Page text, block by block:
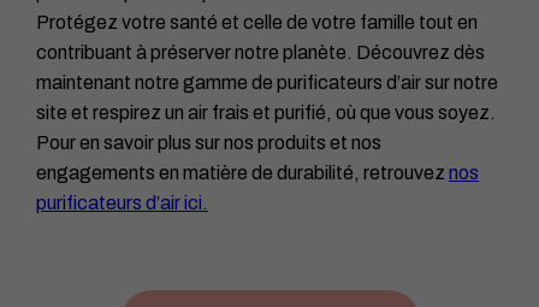
Protégez votre santé et celle de votre famille tout en
contribuant à préserver notre planète. Découvrez dès
maintenant notre gamme de purificateurs d’air sur notre
site et respirez un air frais et purifié, où que vous soyez.
Pour en savoir plus sur nos produits et nos
engagements en matière de durabilité, retrouvez nos
purificateurs d’air ici.